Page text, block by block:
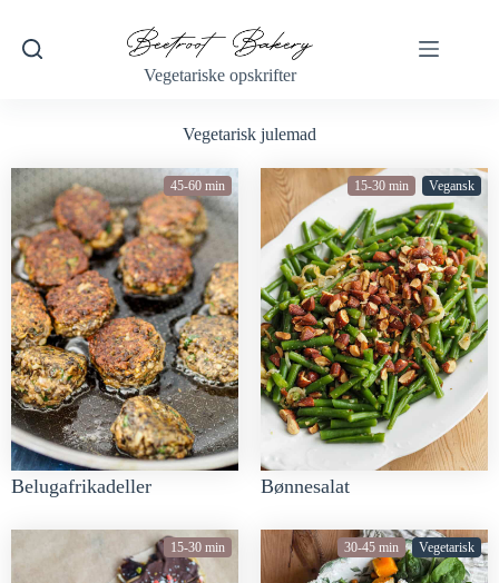
Vegetariske opskrifter
Vegetarisk julemad
45-60 min
Belugafrikadeller
15-30 min Vegansk
Bønnesalat
15-30 min 30-45 min Vegetarisk